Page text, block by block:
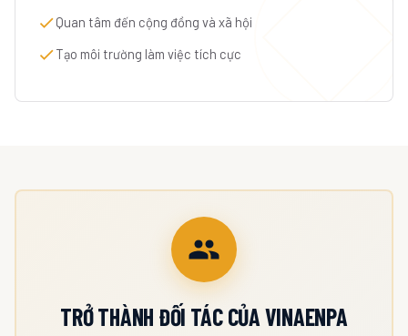
Quan tâm đến cộng đồng và xã hội
Tạo môi trường làm việc tích cực
TRỞ THÀNH ĐỐI TÁC CỦA VINAENPA